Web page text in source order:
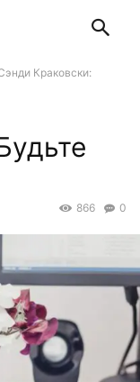
Краковски:
0
866